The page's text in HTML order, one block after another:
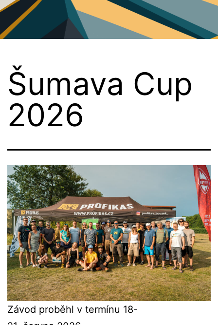
PG
Šumava Cup
2026
Závod proběhl v termínu 18-